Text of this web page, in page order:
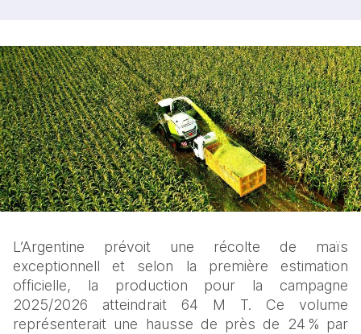
L’Argentine prévoit une récolte de maïs
exceptionnell et selon la première estimation
officielle, la production pour la campagne
2025/2026 atteindrait 64 M T. Ce volume
représenterait une hausse de près de 24 % par